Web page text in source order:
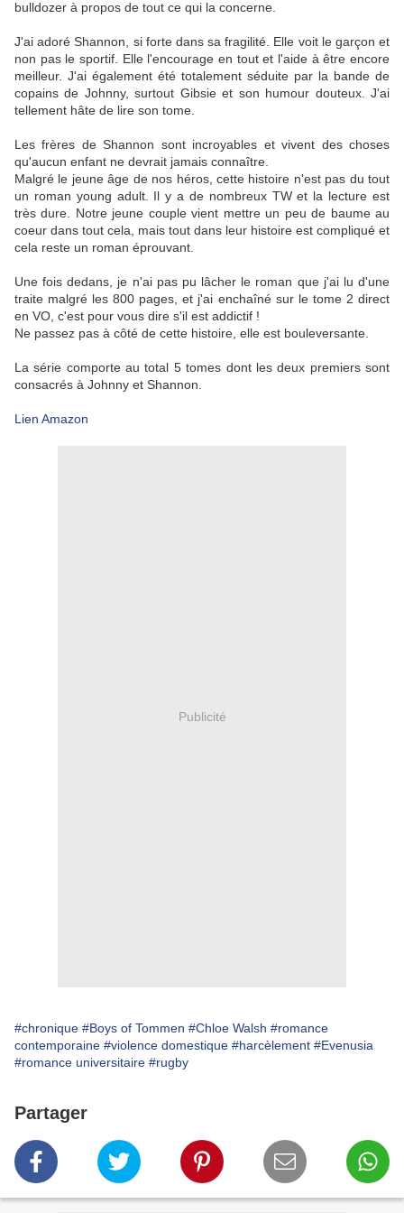
bulldozer à propos de tout ce qui la concerne.
J'ai adoré Shannon, si forte dans sa fragilité. Elle voit le garçon et
non pas le sportif. Elle l'encourage en tout et l'aide à être encore
meilleur. J'ai également été totalement séduite par la bande de
copains de Johnny, surtout Gibsie et son humour douteux. J'ai
tellement hâte de lire son tome.
Les frères de Shannon sont incroyables et vivent des choses
qu'aucun enfant ne devrait jamais connaître.
Malgré le jeune âge de nos héros, cette histoire n'est pas du tout
un roman young adult. Il y a de nombreux TW et la lecture est
très dure. Notre jeune couple vient mettre un peu de baume au
coeur dans tout cela, mais tout dans leur histoire est compliqué et
cela reste un roman éprouvant.
Une fois dedans, je n'ai pas pu lâcher le roman que j'ai lu d'une
traite malgré les 800 pages, et j'ai enchaîné sur le tome 2 direct
en VO, c'est pour vous dire s'il est addictif !
Ne passez pas à côté de cette histoire, elle est bouleversante.
La série comporte au total 5 tomes dont les deux premiers sont
consacrés à Johnny et Shannon.
Lien Amazon
Publicité
#chronique #Boys of Tommen #Chloe Walsh #romance
contemporaine #violence domestique #harcèlement #Evenusia
#romance universitaire #rugby
Partager